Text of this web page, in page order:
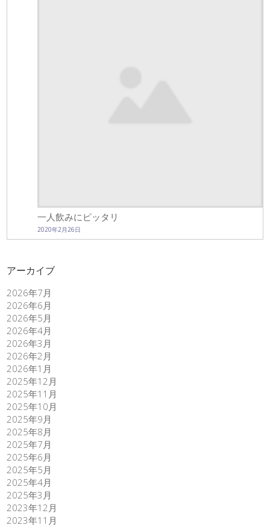
一人飲みにピッタリ
2020年2月26日
アーカイブ
2026年7月
2026年6月
2026年5月
2026年4月
2026年3月
2026年2月
2026年1月
2025年12月
2025年11月
2025年10月
2025年9月
2025年8月
2025年7月
2025年6月
2025年5月
2025年4月
2025年3月
2023年12月
2023年11月